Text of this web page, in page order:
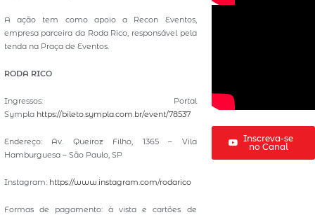
A ação tem como apoio a Recon Eventos,
empresa parceira da Roda Rico, responsável pela
tenda na Praça de Eventos.
RODA RICO
Ingressos: Portal
Sympla https://bileto.sympla.com.br/event/78537
Endereço: Av. Queiroz Filho, 1365 – Vila
Hamburguesa – São Paulo, SP
Instagram: https://www.instagram.com/rodarico
Formas de pagamento: à vista e cartões de
Inscreva-se
no Canal